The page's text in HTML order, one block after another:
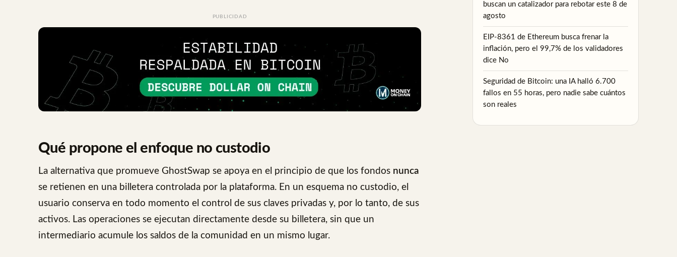
PUBLICIDAD
Qué propone el enfoque no custodio
La alternativa que promueve GhostSwap se apoya en el principio de que los fondos nunca
se retienen en una billetera controlada por la plataforma. En un esquema no custodio, el
usuario conserva en todo momento el control de sus claves privadas y, por lo tanto, de sus
activos. Las operaciones se ejecutan directamente desde su billetera, sin que un
intermediario acumule los saldos de la comunidad en un mismo lugar.
buscan un catalizador para rebotar este 8 de
agosto
EIP-8361 de Ethereum busca frenar la
inflación, pero el 99,7% de los validadores
dice No
Seguridad de Bitcoin: una IA halló 6.700
fallos en 55 horas, pero nadie sabe cuántos
son reales